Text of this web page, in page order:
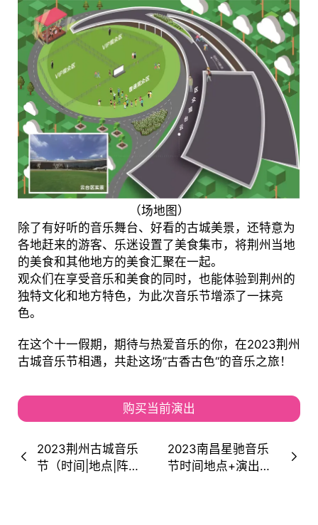
（场地图）
除了有好听的音乐舞台、好看的古城美景，还特意为
各地赶来的游客、乐迷设置了美食集市，将荆州当地
的美食和其他地方的美食汇聚在一起。
观众们在享受音乐和美食的同时，也能体验到荆州的
独特文化和地方特色，为此次音乐节增添了一抹亮
色。
在这个十一假期，期待与热爱音乐的你，在2023荆州
古城音乐节相遇，共赴这场”古香古色“的音乐之旅！
购买当前演出
2023荆州古城音乐
节（时间|地点|阵容|
2023南昌星驰音乐
节时间地点+演出阵